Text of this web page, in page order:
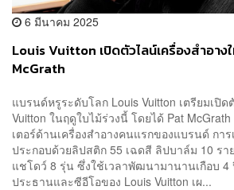
6 มีนาคม 2025
Louis Vuitton เปิดตัวไลน์เครื่องสำอาง
McGrath
แบรนด์หรูระดับโลก Louis Vuitton เตรียมเปิด
Vuitton ในฤดูใบไม้ร่วงนี้ โดยได้ Pat
เตอร์ด้านเครื่องสำอางคนแรกของแบรนด์ การ
ประกอบด้วยลิปสติก 55 เฉดสี ลิปบาล์ม 10 รา
แชโดว์ 8 รุ่น ซึ่งใช้เวลาพัฒนามานานเกือบ
ประธานและซีอีโอของ Louis Vuitton เผ...